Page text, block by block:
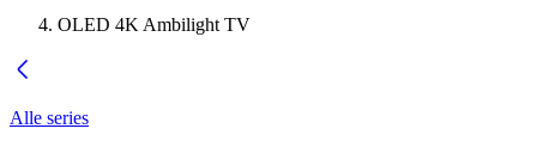
OLED 4K Ambilight TV
Alle series